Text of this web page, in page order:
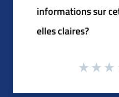
informations sur
elles claires?